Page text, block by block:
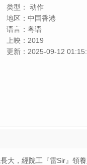
雯,张沛乐,郑丽莎,李宗彦,
类型：
动作
地区： 中国香港
语言： 粤语
上映： 2019
更新： 2025-09-12
大，經院工『雷Sir』領